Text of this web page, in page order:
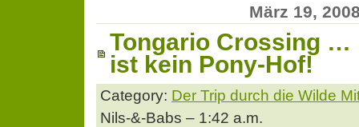
März 19,
Tongario Crossing …
ist kein Pony-Hof!
Category: Der Trip durch die Wilde
Nils-&-Babs – 1:42 a.m.